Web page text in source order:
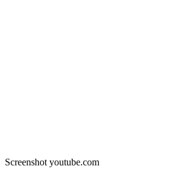
Screenshot youtube.com